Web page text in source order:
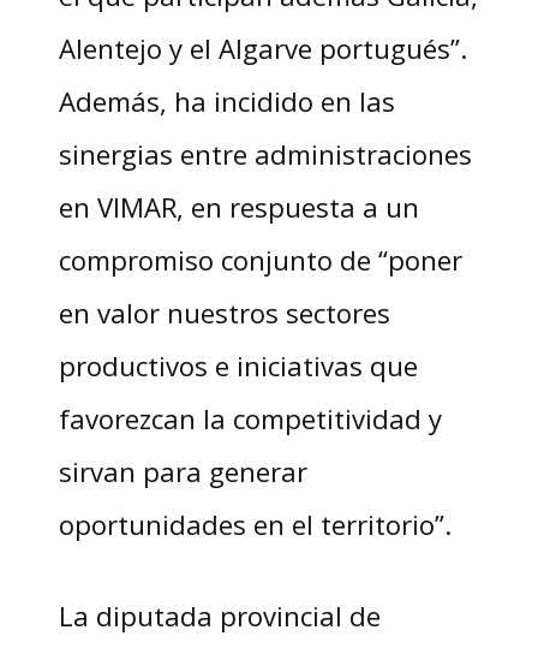
Alentejo y el Algarve portugués”.
Además, ha incidido en las
sinergias entre administraciones
en VIMAR, en respuesta a un
compromiso conjunto de “poner
en valor nuestros sectores
productivos e iniciativas que
favorezcan la competitividad y
sirvan para generar
oportunidades en el territorio”.
La diputada provincial de